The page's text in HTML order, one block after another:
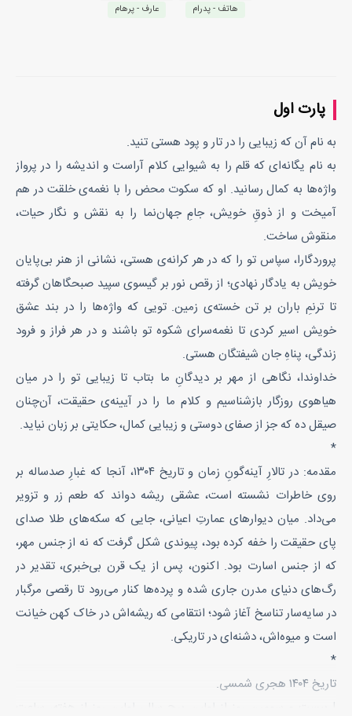
عارف - پرهام هاتف - پدرام
پارت اول
به‌ نام آن‌ که زیبایی را در تار و پود هستی تنید.
به‌ نام یگانه‌ای که قلم را به شیوایی کلام آراست و اندیشه را در پرواز
واژه‌ها به کمال رسانید. او که سکوت محض را با نغمه‌ی خلقت در هم
آمیخت و از ذوقِ خویش، جامِ جهان‌نما را به نقش و نگار حیات،
منقوش ساخت.
پروردگارا، سپاس تو را که در هر کرانه‌ی هستی، نشانی از هنر بی‌پایان
خویش به یادگار نهادی؛ از رقص نور بر گیسوی سپید صبحگاهان گرفته
تا ترنمِ باران بر تن خسته‌ی زمین. تویی که واژه‌ها را در بند عشق
خویش اسیر کردی تا نغمه‌سرای شکوه تو باشند و در هر فراز و فرود
زندگی، پناهِ جان شیفتگان هستی.
خداوندا، نگاهی از مهر بر دیدگانِ ما بتاب تا زیبایی تو را در میان
هیاهوی روزگار بازشناسیم و کلام ما را در آیینه‌ی حقیقت، آن‌چنان
صیقل ده که جز از صفای دوستی و زیبایی کمال، حکایتی بر زبان نیاید.
*
مقدمه: در تالارِ آینه‌گونِ زمان و تاریخ ۱۳۰۴، آنجا که غبارِ صدساله بر
روی خاطرات نشسته است، عشقی ریشه دواند که طعم زر و تزویر
می‌داد. میان دیوارهای عمارتِ اعیانی، جایی که سکه‌های طلا صدای
پای حقیقت را خفه کرده بود، پیوندی شکل گرفت که نه از جنس مهر،
که از جنس اسارت بود. اکنون، پس از یک قرن بی‌خبری، تقدیر در
رگ‌های دنیای مدرن جاری شده و پرده‌ها کنار می‌رود تا رقصی مرگبار
در سایه‌سار تناسخ آغاز شود؛ انتقامی که ریشه‌اش در خاک کهن خیانت
است و میوه‌اش، دشنه‌ای در تاریکی.
*
تاریخ ۱۴۰۴ هجری شمسی.
| بیست و سومین روز از اولین برجِ سال، اولین روز از هفته، ساعت